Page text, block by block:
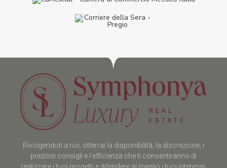
Rivolgendoti a noi, otterrai la disponibilità, la discrezione, i
preziosi consigli e l’efficienza che ti consentiranno di